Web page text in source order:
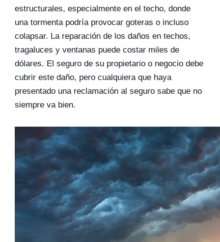
estructurales, especialmente en el techo, donde
una tormenta podría provocar goteras o incluso
colapsar. La reparación de los daños en techos,
tragaluces y ventanas puede costar miles de
dólares. El seguro de su propietario o negocio debe
cubrir este daño, pero cualquiera que haya
presentado una reclamación al seguro sabe que no
siempre va bien.